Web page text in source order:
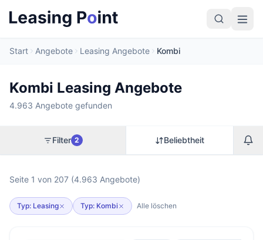
Start Angebote Leasing Angebote Kombi
Kombi Leasing Angebote
4.963 Angebote gefunden
Filter 2 Beliebtheit
Seite 1 von 207 (4.963 Angebote)
Typ: Leasing Typ: Kombi Alle löschen